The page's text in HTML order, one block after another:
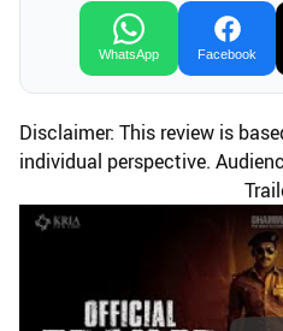
WhatsApp Facebook
Disclaimer: This review is
individual perspective.